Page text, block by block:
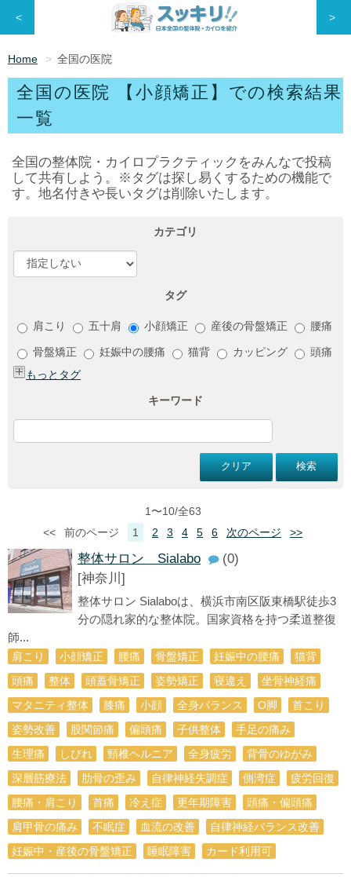
Home 全国の医院
全国の医院 【小顔矯正】での検索結果
一覧
全国の整体院・カイロプラクティックをみんなで投稿
して共有しよう。※タグは探し易くするための機能で
す。地名付きや長いタグは削除いたします。
カテゴリ
タグ
肩こり 五十肩 小顔矯正 産後の骨盤矯正 腰痛
骨盤矯正 妊娠中の腰痛 猫背 カッピング
頭痛
もっとタグ
キーワード
1〜10/全63
<<
前のページ 1 2 3 4 5 6 次のページ >>
整体サロン Sialabo
(0)
[神奈川]
整体サロン Sialaboは、横浜市南区阪東橋駅徒歩3
分の隠れ家的な整体院。国家資格を持つ柔道整復
師...
肩こり 小顔矯正 腰痛 骨盤矯正 妊娠中の腰痛
猫背
頭痛
整体 頭蓋骨矯正 姿勢矯正 寝違え
坐骨神経痛
マタニティ整体
膝痛 小顔 全身バランス О脚
首こり
姿勢改善
股関節痛 偏頭痛 子供整体
手足の痛み
生理痛
しびれ 頸椎ヘルニア 全身疲労
背骨のゆがみ
深層筋療法
肋骨の歪み 自律神経失調症 側湾症
疲労回復
腰痛・肩こり
首痛 冷え症 更年期障害
頭痛・偏頭痛
肩甲骨の痛み
不眠症 血流の改善
自律神経バランス改善
妊娠中・産後の骨盤矯正
睡眠障害 カード利用可
< >